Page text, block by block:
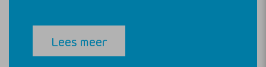
Lees meer